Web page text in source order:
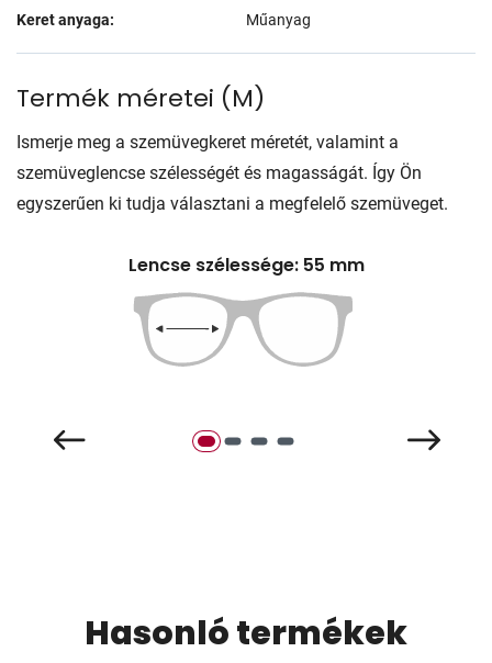
Keret anyaga:
Műanyag
Termék méretei (M)
Ismerje meg a szemüvegkeret méretét, valamint a
szemüveglencse szélességét és magasságát. Így Ön
egyszerűen ki tudja választani a megfelelő szemüveget.
Lencse szélessége: 55 mm
Hasonló termékek